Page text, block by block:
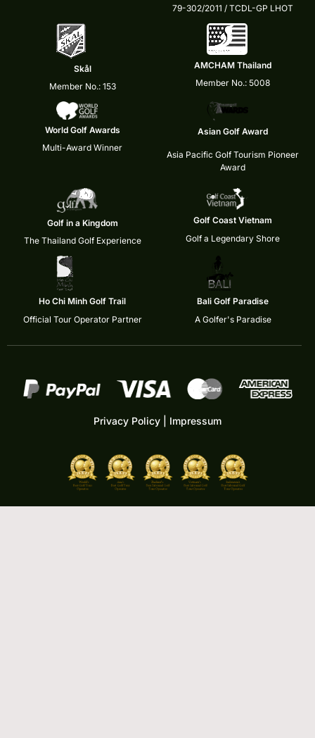
79-302/2011 / TCDL-GP LHOT
Skål
Member No.: 153
AMCHAM Thailand
Member No.: 5008
World Golf Awards
Multi-Award Winner
Asian Golf Award
Asia Pacific Golf Tourism Pioneer
Award
Golf in a Kingdom
The Thailand Golf Experience
Golf Coast Vietnam
Golf a Legendary Shore
Ho Chi Minh Golf Trail
Official Tour Operator Partner
Bali Golf Paradise
A Golfer's Paradise
Privacy Policy Impressum